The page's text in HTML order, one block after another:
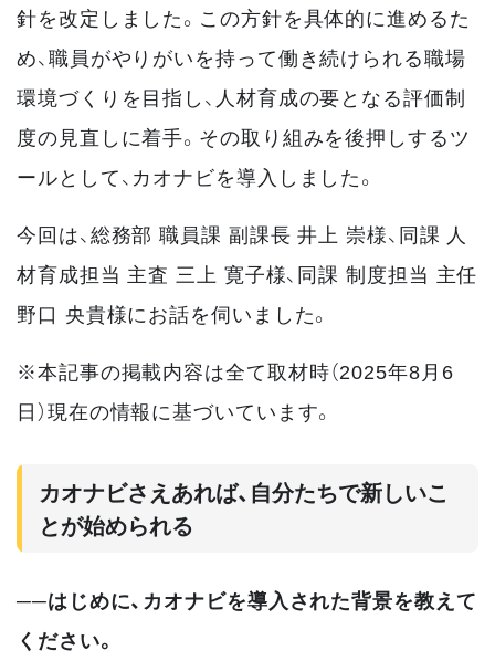
針を改定しました。この方針を具体的に進めるた
め、職員がやりがいを持って働き続けられる職場
環境づくりを目指し、人材育成の要となる評価制
度の見直しに着手。その取り組みを後押しするツ
ールとして、カオナビを導入しました。
今回は、総務部 職員課 副課長 井上 崇様、同課 人
材育成担当 主査 三上 寛子様、同課 制度担当 主任
野口 央貴様にお話を伺いました。
※本記事の掲載内容は全て取材時（2025年8月6
日）現在の情報に基づいています。
カオナビさえあれば、自分たちで新しいこ
とが始められる
──はじめに、カオナビを導入された背景を教えて
ください。